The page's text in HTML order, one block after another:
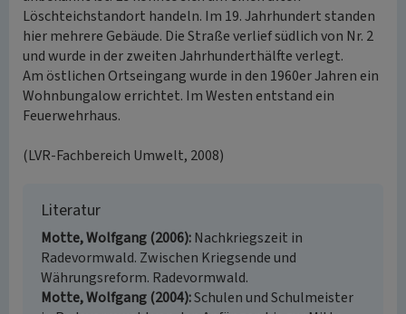
Löschteichstandort handeln. Im 19. Jahrhundert standen
hier mehrere Gebäude. Die Straße verlief südlich von Nr. 2
und wurde in der zweiten Jahrhunderthälfte verlegt.
Am östlichen Ortseingang wurde in den 1960er Jahren ein
Wohnbungalow errichtet. Im Westen entstand ein
Feuerwehrhaus.
(LVR-Fachbereich Umwelt, 2008)
Literatur
Motte, Wolfgang (2006) Nachkriegszeit in
Radevormwald. Zwischen Kriegsende und
Währungsreform. Radevormwald.
Motte, Wolfgang (2004) Schulen und Schulmeister